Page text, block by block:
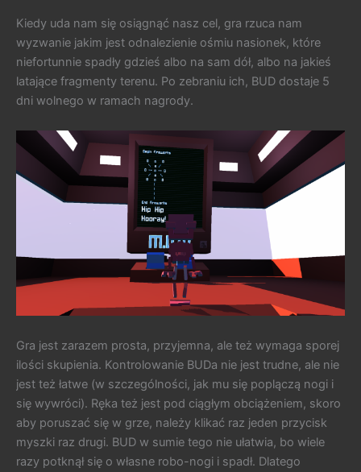
Kiedy uda nam się osiągnąć nasz cel, gra rzuca nam
wyzwanie jakim jest odnalezienie ośmiu nasionek, które
niefortunnie spadły gdzieś albo na sam dół, albo na jakieś
latające fragmenty terenu. Po zebraniu ich, BUD dostaje 5
dni wolnego w ramach nagrody.
Gra jest zarazem prosta, przyjemna, ale też wymaga sporej
ilości skupienia. Kontrolowanie BUDa nie jest trudne, ale nie
jest też łatwe (w szczególności, jak mu się poplączą nogi i
się wywróci). Ręka też jest pod ciągłym obciążeniem, skoro
aby poruszać się w grze, należy klikać raz jeden przycisk
myszki raz drugi. BUD w sumie tego nie ułatwia, bo wiele
razy potknął się o własne robo-nogi i spadł. Dlatego